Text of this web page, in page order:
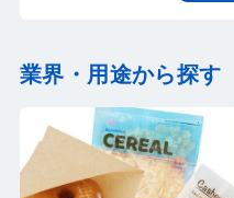
業界・用途から探す